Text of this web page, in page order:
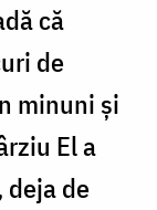
că
de
minuni și
El a
de